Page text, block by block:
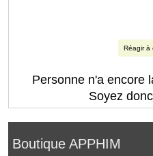
Boutique APPHIM
Réagir à
Personne n'a encore
Soyez